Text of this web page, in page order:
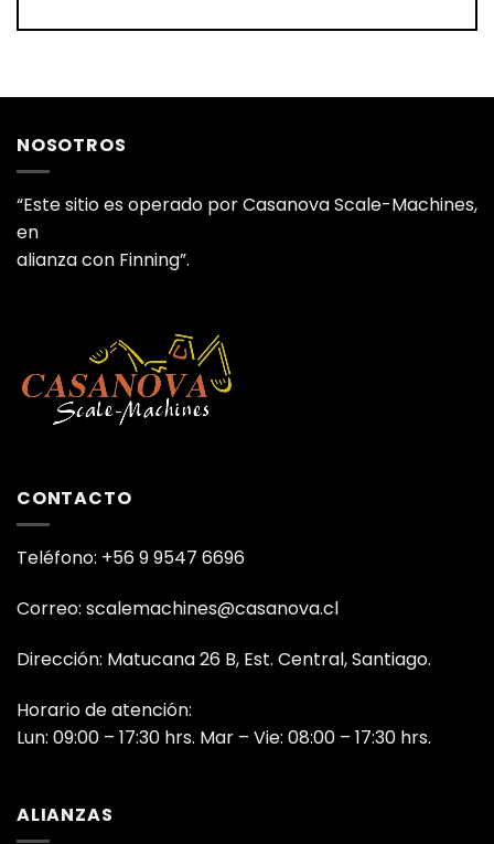
NOSOTROS
“Este sitio es operado por Casanova Scale-Machines,
en
alianza con Finning”.
CONTACTO
Teléfono: +56 9 9547 6696
Correo: scalemachines@casanova.cl
Dirección: Matucana 26 B, Est. Central, Santiago.
Horario de atención:
Lun: 09:00 – 17:30 hrs. Mar – Vie: 08:00 – 17:30 hrs.
ALIANZAS